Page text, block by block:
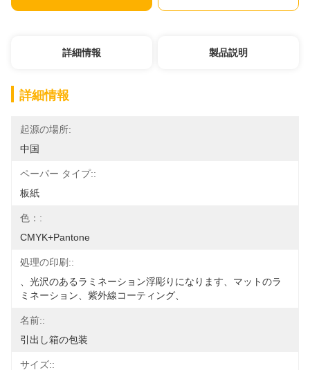
詳細情報 製品説明
詳細情報
起源の場所:
中国
ペーパー タイプ::
板紙
色：:
CMYK+Pantone
処理の印刷::
、光沢のあるラミネーション浮彫りになります、マットのラ
ミネーション、紫外線コーティング、
名前::
引出し箱の包装
サイズ::